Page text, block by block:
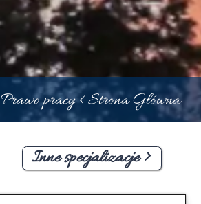
Prawo pracy<Strona Główna
Inne specjalizacje >